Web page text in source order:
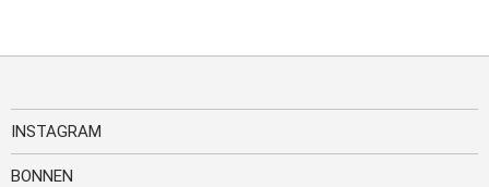
INSTAGRAM
BONNEN